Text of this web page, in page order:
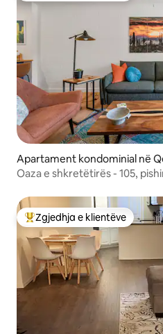
Apartament kondominial në
dale
Oaza e shkretëtirës - 105,
Më të mirat e zgjedhjeve të
Zgjedhja e klientëve